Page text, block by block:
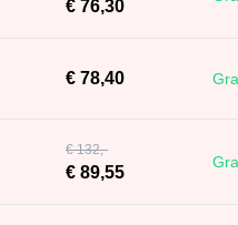
€ 76,30
€ 78,40
€ 132,-
€ 89,55